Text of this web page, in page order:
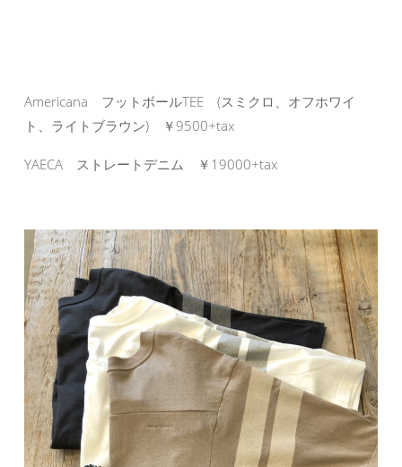
Americana フットボールTEE (スミクロ、オフホワイ
ト、ライトブラウン) ￥9500+tax
YAECA ストレートデニム ￥19000+tax